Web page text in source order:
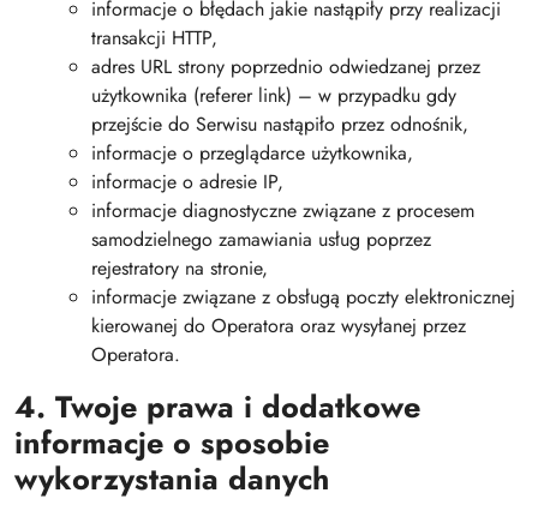
informacje o błędach jakie nastąpiły przy realizacji
transakcji HTTP,
adres URL strony poprzednio odwiedzanej przez
użytkownika (referer link) – w przypadku gdy
przejście do Serwisu nastąpiło przez odnośnik,
informacje o przeglądarce użytkownika,
informacje o adresie IP,
informacje diagnostyczne związane z procesem
samodzielnego zamawiania usług poprzez
rejestratory na stronie,
informacje związane z obsługą poczty elektronicznej
kierowanej do Operatora oraz wysyłanej przez
Operatora.
4. Twoje prawa i dodatkowe
informacje o sposobie
wykorzystania danych